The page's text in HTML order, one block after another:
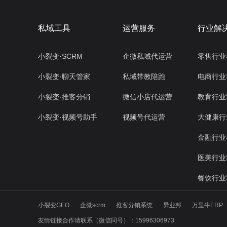
私域工具
小裂变·SCRM
小裂变·聊天管家
小裂变·推客分销
小裂变·视频号助手
运营服务
企微私域代运营
私域带教陪跑
微信小店代运营
视频号代运营
行业解
零售行
电商行
教育行
大健康
金融行
医美行
餐饮行
小裂变GEO 企微scrm 推客分销系统 异业邦 万里牛ERP
友情链接合作请联系（微信同号）：15996306973